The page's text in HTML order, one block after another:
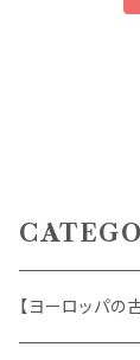
【ヨーロッパの